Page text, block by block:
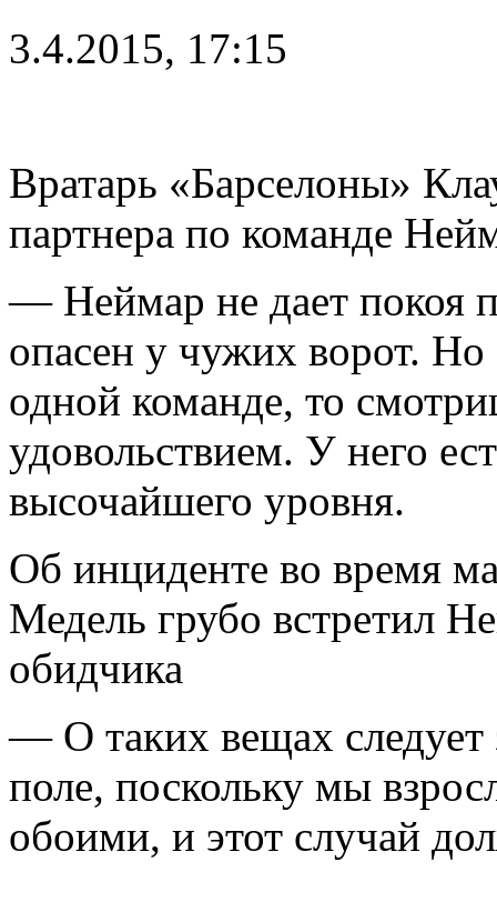
3.4.2015, 17:15
Вратарь «Барселоны»
партнера по команде
— Неймар не дает покоя
опасен у чужих ворот.
одной команде, то
удовольствием. У него
высочайшего уровня.
Об инциденте во время
Медель грубо встретил
обидчика
— О таких вещах следует
поле, поскольку мы
обоими, и этот случай